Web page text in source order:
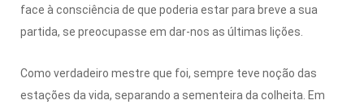
face à consciência de que poderia estar para breve a sua
partida, se preocupasse em dar-nos as últimas lições.
Como verdadeiro mestre que foi, sempre teve noção das
estações da vida, separando a sementeira da colheita. Em